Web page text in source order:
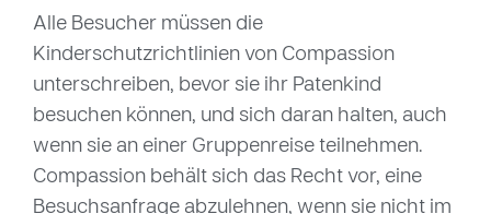
Alle Besucher müssen die
Kinderschutzrichtlinien von Compassion
unterschreiben, bevor sie ihr Patenkind
besuchen können, und sich daran halten, auch
wenn sie an einer Gruppenreise teilnehmen.
Compassion behält sich das Recht vor, eine
Besuchsanfrage abzulehnen, wenn sie nicht im